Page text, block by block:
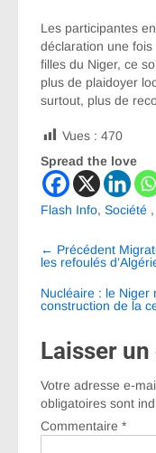
Les participantes
déclaration une
filles du Niger, ce
plus de plaidoyer
surtout, plus de
Vues : 470
Spread the love
Flash Info, Société ,
Navigation
entre
les
articles
← Précédent
les refoulés
Nucléaire : le Niger
construction de la
Laisser
Votre adresse e-
obligatoires sont
Commentaire *